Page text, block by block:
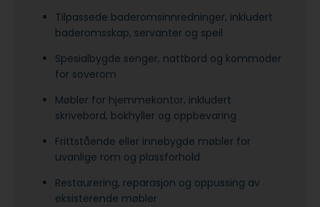
Tilpassede baderomsinnredninger, inkludert
baderomsskap, servanter og speil
Spesialbygde senger, nattbord og kommoder
for soverom
Møbler for hjemmekontor, inkludert
skrivebord, bokhyller og oppbevaring
Frittstående eller innebygde møbler for
uvanlige rom og plassforhold
Restaurering, reparasjon og oppussing av
eksisterende møbler